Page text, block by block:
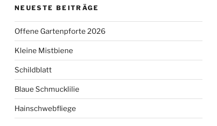
NEUESTE BEITRÄGE
Offene Gartenpforte 2026
Kleine Mistbiene
Schildblatt
Blaue Schmucklilie
Hainschwebfliege